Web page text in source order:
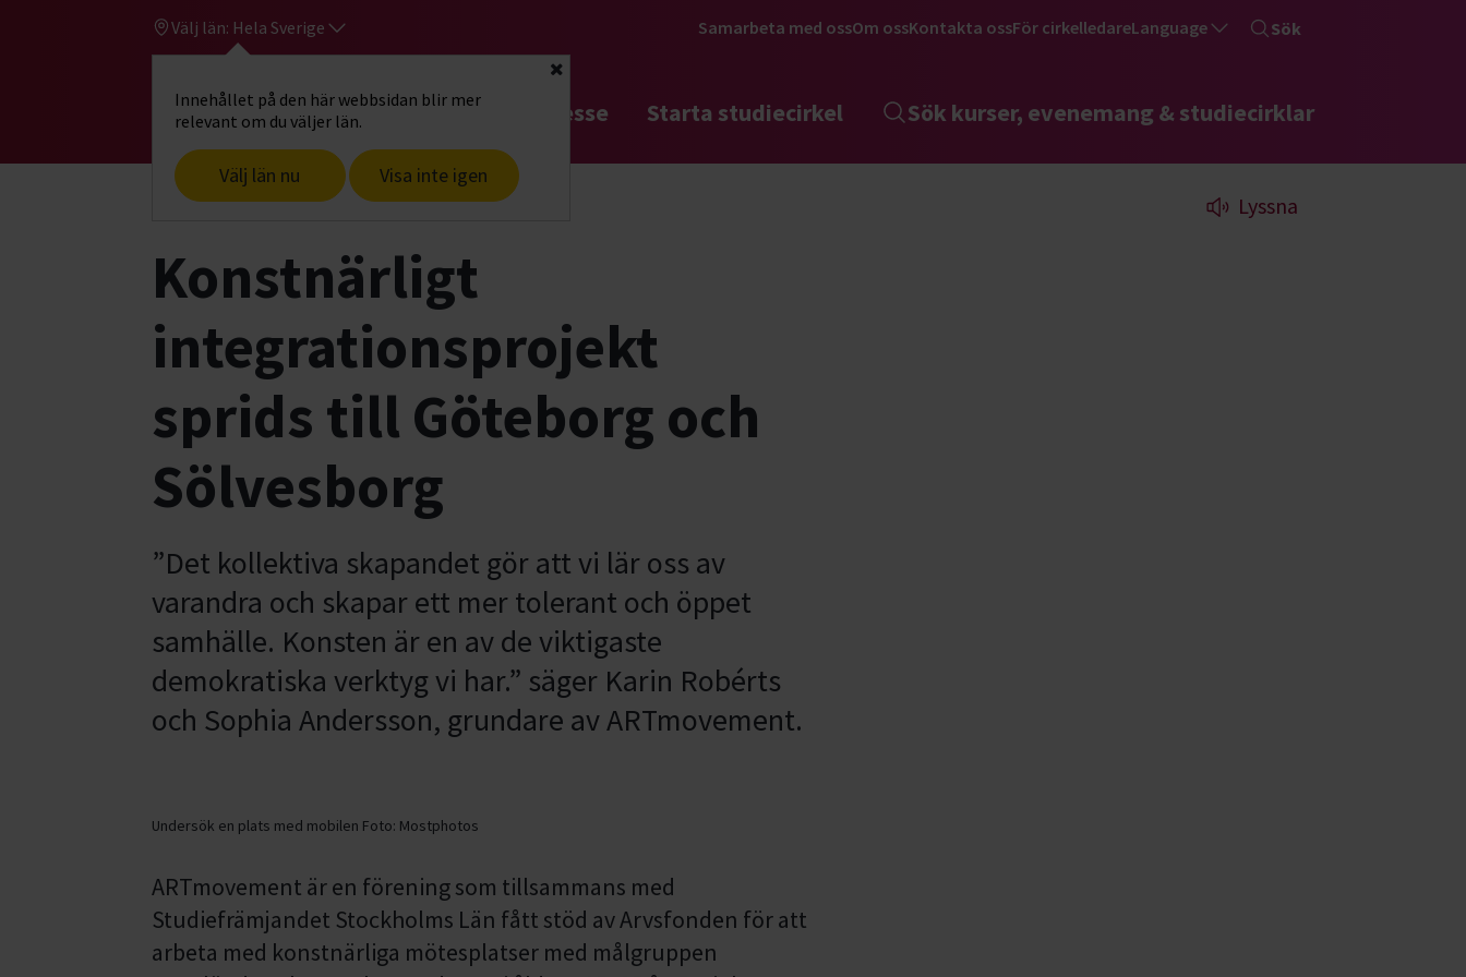
Välj län: Hela Sverige
Innehållet på den här webbsidan blir mer
relevant om du väljer län.
Välj län nu Visa inte igen
Stäng
Samarbeta med ossOm ossKontakta ossFör cirkelledareLanguage Sök
Gå till studiefrämjandets startsidaHitta intresse Starta studiecirkel Sök kurser, evenemang & studiecirklar
Start Om oss Aktuellt Fotoarkeologi Lyssna
Konstnärligt
integrationsprojekt
sprids till Göteborg och
Sölvesborg
”Det kollektiva skapandet gör att vi lär oss av
varandra och skapar ett mer tolerant och öppet
samhälle. Konsten är en av de viktigaste
demokratiska verktyg vi har.” säger Karin Robérts
och Sophia Andersson, grundare av ARTmovement.
Undersök en plats med mobilen Foto: Mostphotos
ARTmovement är en förening som tillsammans med
Studiefrämjandet Stockholms Län fått stöd av Arvsfonden för att
arbeta med konstnärliga mötesplatser med målgruppen